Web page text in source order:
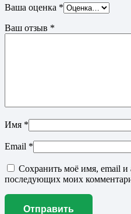
Ваша оценка *
Ваш отзыв *
Имя *
Email *
Сохранить моё имя, email и
последующих моих